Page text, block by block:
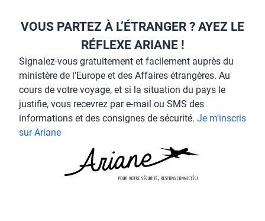
VOUS PARTEZ À L’ÉTRANGER ? AYEZ LE
RÉFLEXE ARIANE !
Signalez-vous gratuitement et facilement auprès du
ministère de l'Europe et des Affaires étrangères. Au
cours de votre voyage, et si la situation du pays le
justifie, vous recevrez par e-mail ou SMS des
informations et des consignes de sécurité. Je m'inscris
sur Ariane